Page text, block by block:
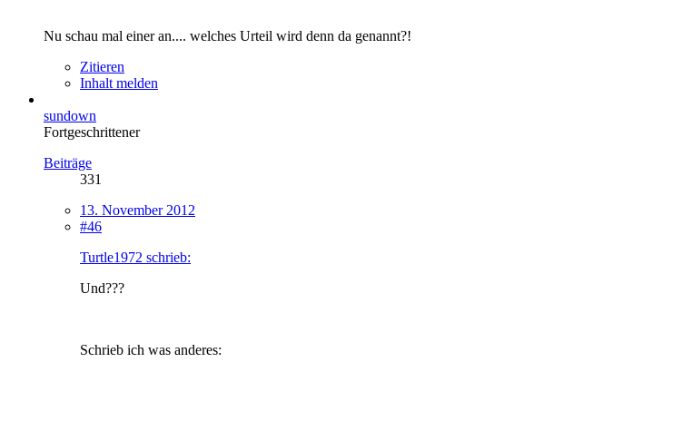
Nu schau mal einer an.... welches Urteil wird denn da genannt?!
Zitieren
Inhalt melden
sundown
Fortgeschrittener
Beiträge
331
13. November 2012
#46
Turtle1972 schrieb:
Und???
Schrieb ich was anderes: